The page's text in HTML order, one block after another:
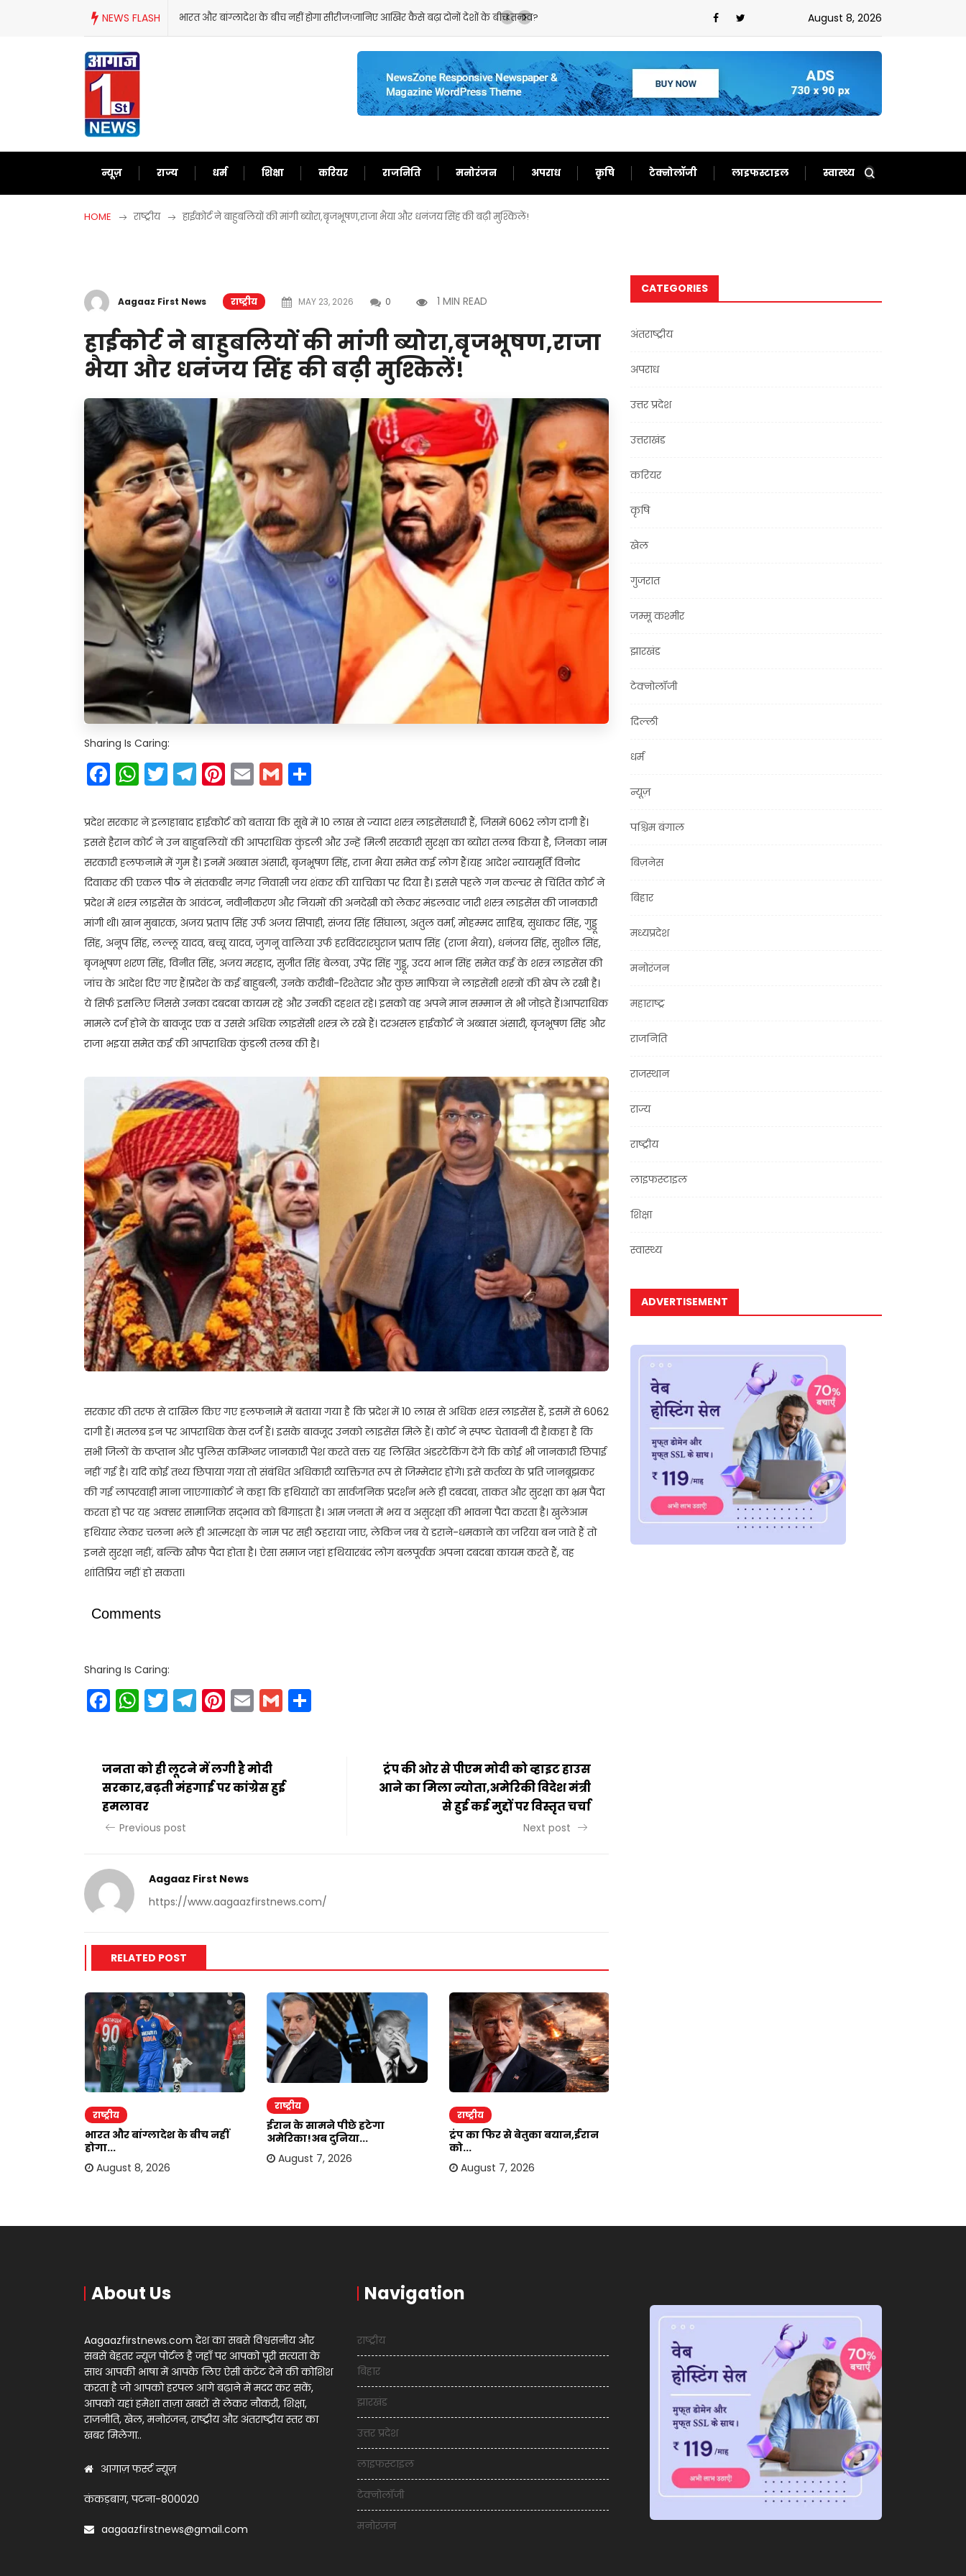
NEWS FLASH
के बीच नहीं होगा सीरीज!जानिए आखिर कैसे बढ़ा दोनों देशों के बीच तनाव?ईरान के सामने पीछे हटेगा अमेरिका!अब दुनिया को समझाने में लगे ट्रंप August 8, 2026
न्यूज़ राज्य धर्म शिक्षा करियर राजनिति मनोरंजन अपराध कृषि टेक्नोलॉजी लाइफस्टाइल स्वास्थ्य
HOME राष्ट्रीय हाईकोर्ट ने बाहुबलियों की मांगी ब्योरा,बृजभूषण,राजा भैया और धनंजय सिंह की बढ़ी मुश्किलें!
Aagaaz First News राष्ट्रीय MAY 23, 2026 0 1 MIN READ
हाईकोर्ट ने बाहुबलियों की मांगी ब्योरा,बृजभूषण,राजा
भैया और धनंजय सिंह की बढ़ी मुश्किलें!
Sharing Is Caring:
Facebook
WhatsApp
Twitter
Telegram
Pinterest
EmailGmail
प्रदेश सरकार ने इलाहाबाद हाईकोर्ट को बताया कि सूबे में 10 लाख से ज्यादा शस्त्र लाइसेंसधारी हैं, जिसमें 6062 लोग दागी हैं।
इससे हैरान कोर्ट ने उन बाहुबलियों की आपराधिक कुंडली और उन्हें मिली सरकारी सुरक्षा का ब्योरा तलब किया है, जिनका नाम
सरकारी हलफनामे में गुम है। इनमें अब्बास अंसारी, बृजभूषण सिंह, राजा भैया समेत कई लोग हैं।यह आदेश न्यायमूर्ति विनोद
दिवाकर की एकल पीठ ने संतकबीर नगर निवासी जय शंकर की याचिका पर दिया है। इससे पहले गन कल्चर से चिंतित कोर्ट ने
प्रदेश में शस्त्र लाइसेंस के आवंटन, नवीनीकरण और नियमों की अनदेखी को लेकर मंडलवार जारी शस्त्र लाइसेंस की जानकारी
मांगी थी। खान मुबारक, अजय प्रताप सिंह उर्फ अजय सिपाही, संजय सिंह सिंघाला, अतुल वर्मा, मोहम्मद साहिब, सुधाकर सिंह, गुड्डू
सिंह, अनूप सिंह, लल्लू यादव, बच्चू यादव, जुगनू वालिया उर्फ हरविंदर।रघुराज प्रताप सिंह (राजा भैया), धनंजय सिंह, सुशील सिंह,
बृजभूषण शरण सिंह, विनीत सिंह, अजय मरहाद, सुजीत सिंह बेलवा, उपेंद्र सिंह गुड्डू, उदय भान सिंह समेत कई के शस्त्र लाइसेंस की
जांच के आदेश दिए गए हैं।प्रदेश के कई बाहुबली, उनके करीबी-रिश्तेदार और कुछ माफिया ने लाइसेंसी शस्त्रों की खेप ले रखी है।
ये सिर्फ इसलिए जिससे उनका दबदबा कायम रहे और उनकी दहशत रहे। इसको वह अपने मान सम्मान से भी जोड़ते हैं।आपराधिक
मामले दर्ज होने के बावजूद एक व उससे अधिक लाइसेंसी शस्त्र ले रखे हैं। दरअसल हाईकोर्ट ने अब्बास अंसारी, बृजभूषण सिंह और
राजा भइया समेत कई की आपराधिक कुंडली तलब की है।
सरकार की तरफ से दाखिल किए गए हलफनामे में बताया गया है कि प्रदेश में 10 लाख से अधिक शस्त्र लाइसेंस हैं, इसमें से 6062
दागी हैं। मतलब इन पर आपराधिक केस दर्ज हैं। इसके बावजूद उनको लाइसेंस मिले हैं। कोर्ट ने स्पष्ट चेतावनी दी है।कहा है कि
सभी जिलों के कप्तान और पुलिस कमिश्नर जानकारी पेश करते वक्त यह लिखित अंडरटेकिंग देंगे कि कोई भी जानकारी छिपाई
नहीं गई है। यदि कोई तथ्य छिपाया गया तो संबंधित अधिकारी व्यक्तिगत रूप से जिम्मेदार होंगे। इसे कर्तव्य के प्रति जानबूझकर
की गई लापरवाही माना जाएगा।कोर्ट ने कहा कि हथियारों का सार्वजनिक प्रदर्शन भले ही दबदबा, ताकत और सुरक्षा का भ्रम पैदा
करता हो पर यह अक्सर सामाजिक सद्भाव को बिगाड़ता है। आम जनता में भय व असुरक्षा की भावना पैदा करता है। खुलेआम
हथियार लेकर चलना भले ही आत्मरक्षा के नाम पर सही ठहराया जाए, लेकिन जब ये डराने-धमकाने का जरिया बन जाते हैं तो
इनसे सुरक्षा नहीं, बल्कि खौफ पैदा होता है। ऐसा समाज जहां हथियारबंद लोग बलपूर्वक अपना दबदबा कायम करते हैं, वह
शांतिप्रिय नहीं हो सकता।
Comments
Sharing Is Caring:
Facebook
WhatsApp
Twitter
Telegram
Pinterest
EmailGmail
जनता को ही लूटने में लगी है मोदी
सरकार,बढ़ती मंहगाई पर कांग्रेस हुई
हमलावर
Previous post
ट्रंप की ओर से पीएम मोदी को व्हाइट हाउस
आने का मिला न्योता,अमेरिकी विदेश मंत्री
से हुई कई मुद्दों पर विस्तृत चर्चा
Next post
Aagaaz First News
https://www.aagaazfirstnews.com/
RELATED POST
राष्ट्रीय
भारत और बांग्लादेश के बीच नहीं
होगा...
August 8, 2026
राष्ट्रीय
ईरान के सामने पीछे हटेगा
अमेरिका!अब दुनिया...
August 7, 2026
राष्ट्रीय
ट्रंप का फिर से बेतुका बयान,ईरान
को...
August 7, 2026
CATEGORIES
अंतराष्ट्रीय
अपराध
उत्तर प्रदेश
उत्तराखंड
करियर
कृषि
खेल
गुजरात
जम्मू कश्मीर
झारखंड
टेक्नोलॉजी
दिल्ली
धर्म
न्यूज़
पश्चिम बंगाल
बिज़नेस
बिहार
मध्यप्रदेश
मनोरंजन
महाराष्ट्र
राजनिति
राजस्थान
राज्य
राष्ट्रीय
लाइफस्टाइल
शिक्षा
स्वास्थ्य
ADVERTISEMENT
About Us
Aagaazfirstnews.com देश का सबसे विश्वसनीय और
सबसे बेहतर न्यूज़ पोर्टल है जहाँ पर आपको पूरी सत्यता के
साथ आपकी भाषा में आपके लिए ऐसी कंटेंट देने की कोशिश
करता है जो आपको हरपल आगे बढ़ाने में मदद कर सकें,
आपको यहां हमेशा ताज़ा खबरों से लेकर नौकरी, शिक्षा,
राजनीति, खेल, मनोरंजन, राष्ट्रीय और अंतराष्ट्रीय स्तर का
खबर मिलेगा..
आगाज़ फर्स्ट न्यूज़
कंकड़बाग, पटना-800020
aagaazfirstnews@gmail.com
Navigation
राष्ट्रीय
बिहार
झारखंड
उत्तर प्रदेश
लाइफस्टाइल
टेक्नोलॉजी
मनोरंजन